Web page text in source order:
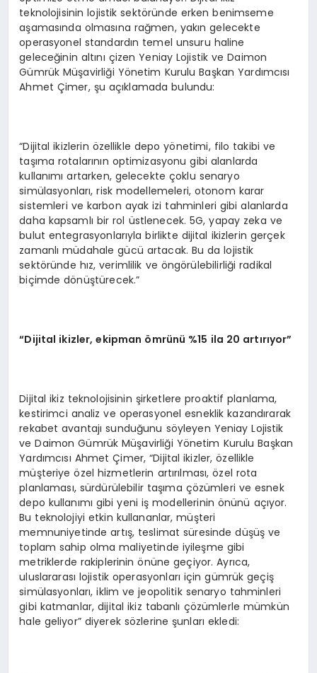
teknolojisinin lojistik sektöründe erken benimseme
aşamasında olmasına rağmen, yakın gelecekte
operasyonel standardın temel unsuru haline
geleceğinin altını çizen Yeniay Lojistik ve Daimon
Gümrük Müşavirliği Yönetim Kurulu Başkan Yardımcısı
Ahmet Çimer, şu açıklamada bulundu:
“Dijital ikizlerin özellikle depo yönetimi, filo takibi ve
taşıma rotalarının optimizasyonu gibi alanlarda
kullanımı artarken, gelecekte çoklu senaryo
simülasyonları, risk modellemeleri, otonom karar
sistemleri ve karbon ayak izi tahminleri gibi alanlarda
daha kapsamlı bir rol üstlenecek. 5G, yapay zeka ve
bulut entegrasyonlarıyla birlikte dijital ikizlerin gerçek
zamanlı müdahale gücü artacak. Bu da lojistik
sektöründe hız, verimlilik ve öngörülebilirliği radikal
biçimde dönüştürecek.”
“Dijital ikizler, ekipman ömrünü %15 ila 20 artırıyor”
Dijital ikiz teknolojisinin şirketlere proaktif planlama,
kestirimci analiz ve operasyonel esneklik kazandırarak
rekabet avantajı sunduğunu söyleyen Yeniay Lojistik
ve Daimon Gümrük Müşavirliği Yönetim Kurulu Başkan
Yardımcısı Ahmet Çimer, “Dijital ikizler, özellikle
müşteriye özel hizmetlerin artırılması, özel rota
planlaması, sürdürülebilir taşıma çözümleri ve esnek
depo kullanımı gibi yeni iş modellerinin önünü açıyor.
Bu teknolojiyi etkin kullananlar, müşteri
memnuniyetinde artış, teslimat süresinde düşüş ve
toplam sahip olma maliyetinde iyileşme gibi
metriklerde rakiplerinin önüne geçiyor. Ayrıca,
uluslararası lojistik operasyonları için gümrük geçiş
simülasyonları, iklim ve jeopolitik senaryo tahminleri
gibi katmanlar, dijital ikiz tabanlı çözümlerle mümkün
hale geliyor” diyerek sözlerine şunları ekledi: